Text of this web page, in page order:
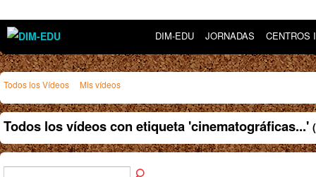
DIM-EDU JORNADAS CENTROS
Todos los Vídeos Mis vídeos
Todos los vídeos con etiqueta 'cinematográficas...'